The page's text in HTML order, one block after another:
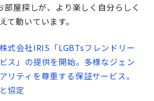
部屋探しが、より楽しく自分らしく
て動いています。
式会社IRIS「LGBTsフレンドリー
ス」の提供を開始。多様なジェン
リティを尊重する保証サービス。
協定